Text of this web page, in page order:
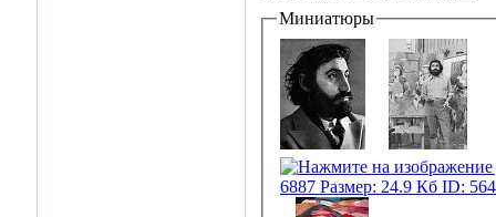
Миниатюры